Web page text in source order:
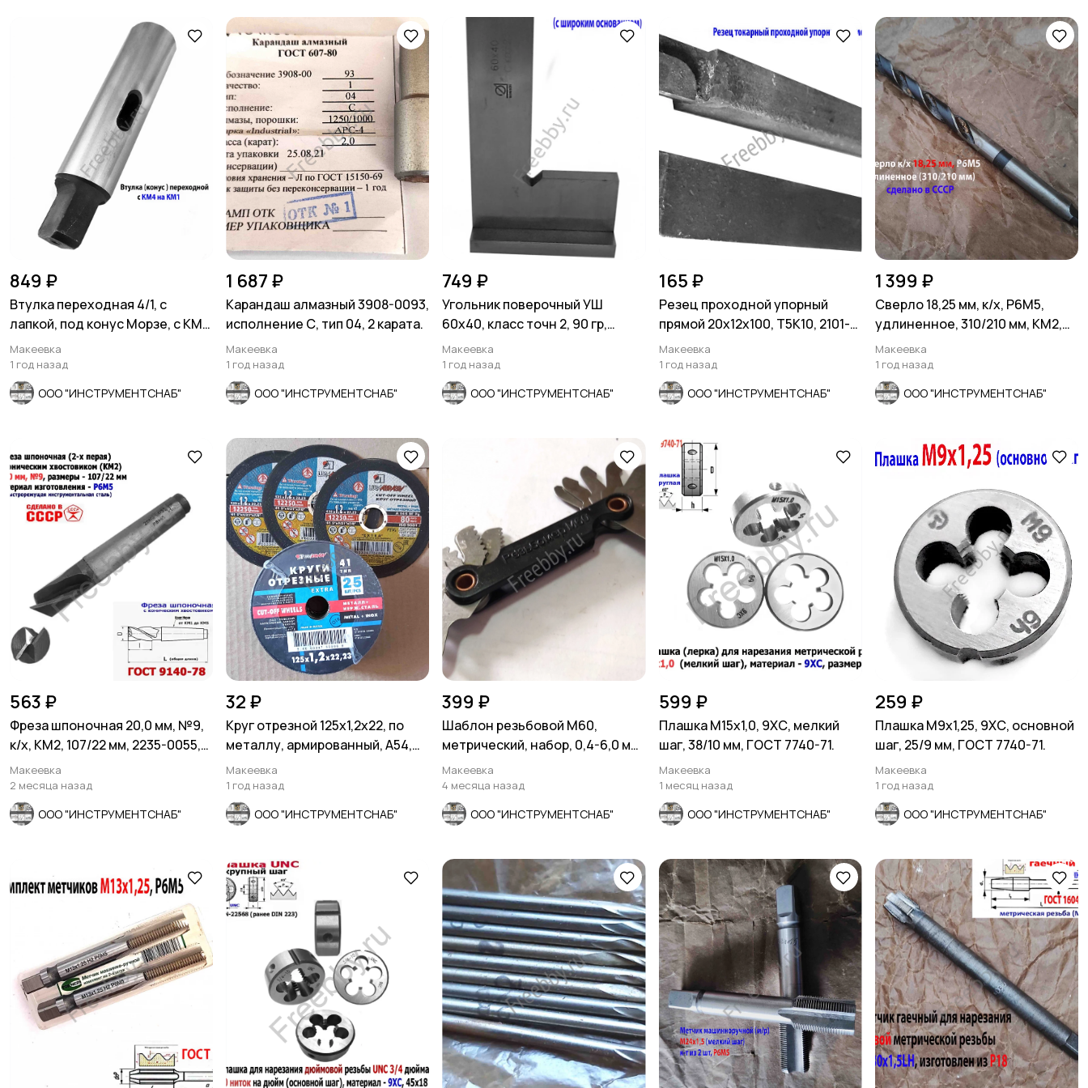
849 ₽
Втулка переходная 4/1, с
лапкой, под конус Морзе, с КМ4
на КМ1.
Макеевка
1 год назад
ООО "ИНСТРУМЕНТСНАБ"
1 687 ₽
Карандаш алмазный 3908-0093,
исполнение С, тип 04, 2 карата.
Макеевка
1 год назад
ООО "ИНСТРУМЕНТСНАБ"
749 ₽
Угольник поверочный УШ
60х40, класс точн 2, 90 гр,
Эталон, Россия.
Макеевка
1 год назад
ООО "ИНСТРУМЕНТСНАБ"
165 ₽
Резец проходной упорный
прямой 20х12х100, Т5К10, 2101-
0009, ГОСТ 18879
Макеевка
1 год назад
ООО "ИНСТРУМЕНТСНАБ"
1 399 ₽
Сверло 18,25 мм, к/х, Р6М5,
удлиненное, 310/210 мм, КМ2,
СССР.
Макеевка
1 год назад
ООО "ИНСТРУМЕНТСНАБ"
563 ₽
Фреза шпоночная 20,0 мм, №9,
к/х, КМ2, 107/22 мм, 2235-0055,
СССР.
Макеевка
2 месяца назад
ООО "ИНСТРУМЕНТСНАБ"
32 ₽
Круг отрезной 125х1,2х22, по
металлу, армированный, А54,
ГОСТ Р 57978,
Макеевка
1 год назад
ООО "ИНСТРУМЕНТСНАБ"
399 ₽
Шаблон резьбовой М60,
метрический, набор, 0,4-6,0 мм,
20 пластин.
Макеевка
4 месяца назад
ООО "ИНСТРУМЕНТСНАБ"
599 ₽
Плашка М15х1,0, 9ХС, мелкий
шаг, 38/10 мм, ГОСТ 7740-71.
Макеевка
1 месяц назад
ООО "ИНСТРУМЕНТСНАБ"
259 ₽
Плашка М9х1,25, 9ХС, основной
шаг, 25/9 мм, ГОСТ 7740-71.
Макеевка
1 год назад
ООО "ИНСТРУМЕНТСНАБ"